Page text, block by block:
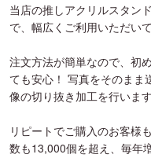
当店の推しアクリルスタン
で、幅広くご利用いただいて
注文方法が簡単なので、初
ても安心！ 写真をそのまま
像の切り抜き加工を行います
リピートでご購入のお客様
数も13,000個を超え、毎年